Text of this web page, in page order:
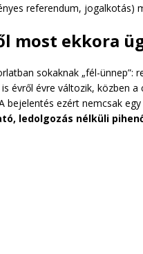
referendum, jogalkotás)
most ekkora
sokaknak „fél-ünnep”:
évről évre változik, közben
bejelentés ezért nemcsak
ledolgozás nélküli